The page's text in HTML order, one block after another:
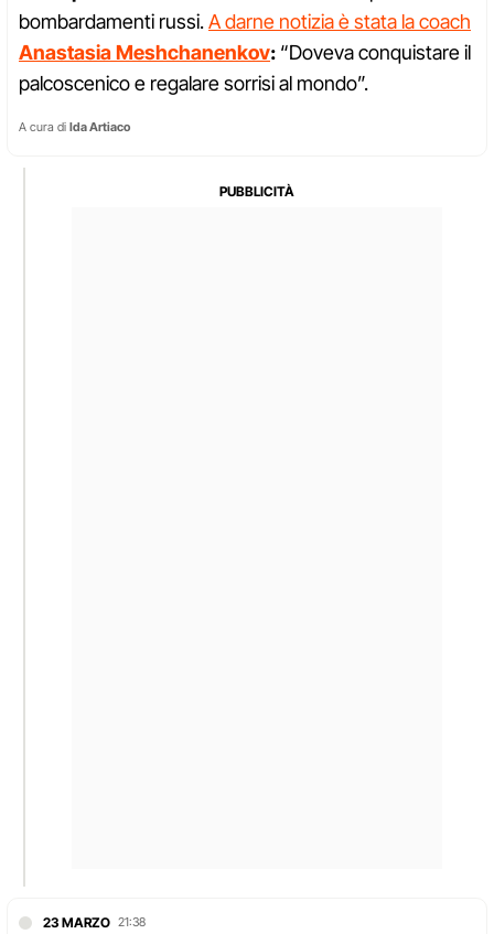
bombardamenti russi.A darne notizia è stata la coach
Anastasia Meshchanenkov: “Doveva conquistare il
palcoscenico e regalare sorrisi al mondo”.
A cura di Ida Artiaco
23 MARZO 21:38